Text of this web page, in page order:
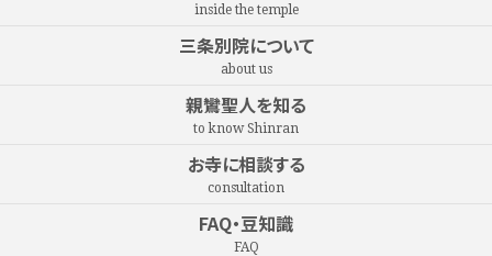
inside the temple
三条別院について
about us
親鸞聖人を知る
to know Shinran
お寺に相談する
consultation
FAQ・豆知識
FAQ